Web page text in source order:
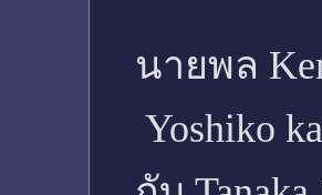
นายพล
Yoshiko